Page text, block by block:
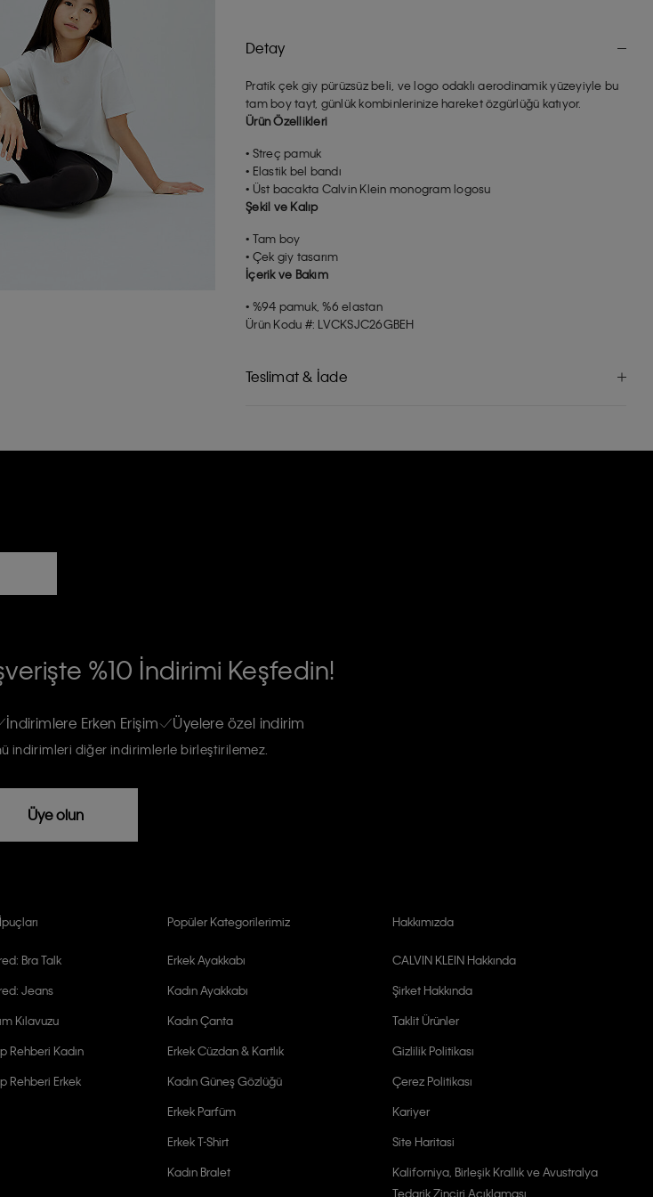
Detay
Pratik çek giy pürüzsüz beli, ve logo odaklı aerodinamik yüzeyiyle bu
tam boy tayt, günlük kombinlerinize hareket özgürlüğü katıyor.
Ürün Özellikleri
• Streç pamuk
• Elastik bel bandı
• Üst bacakta Calvin Klein monogram logosu
Şekil ve Kalıp
• Tam boy
• Çek giy tasarım
İçerik ve Bakım
• %94 pamuk, %6 elastan
Ürün Kodu #: LVCKSJC26GBEH
Teslimat & İade
%10 İndirimi Keşfedin!
İndirimlere Erken Erişim Üyelere özel indirim
indirimleri diğer indirimlerle birleştirilemez.
Üye olun
Bra Talk
Jeans
Kılavuzu
Rehberi Kadın
Rehberi Erkek
Popüler Kategorilerimiz
Erkek Ayakkabı
Kadın Ayakkabı
Kadın Çanta
Erkek Cüzdan & Kartlık
Kadın Güneş Gözlüğü
Erkek Parfüm
Erkek T-Shirt
Kadın Bralet
Hakkımızda
CALVIN KLEIN Hakkında
Şirket Hakkında
Taklit Ürünler
Gizlilik Politikası
Çerez Politikası
Kariyer
Site Haritasi
Kaliforniya, Birleşik Krallık ve Avustralya
Tedarik Zinciri Açıklaması